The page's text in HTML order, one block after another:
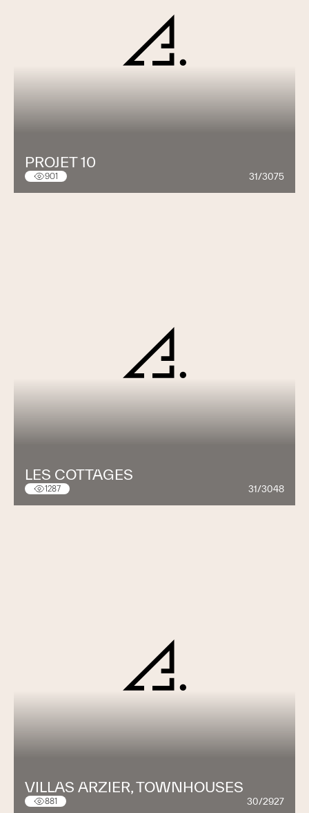
PROJET 10
901 31/3075
LES COTTAGES
1287 31/3048
VILLAS ARZIER, TOWNHOUSES
881 30/2927